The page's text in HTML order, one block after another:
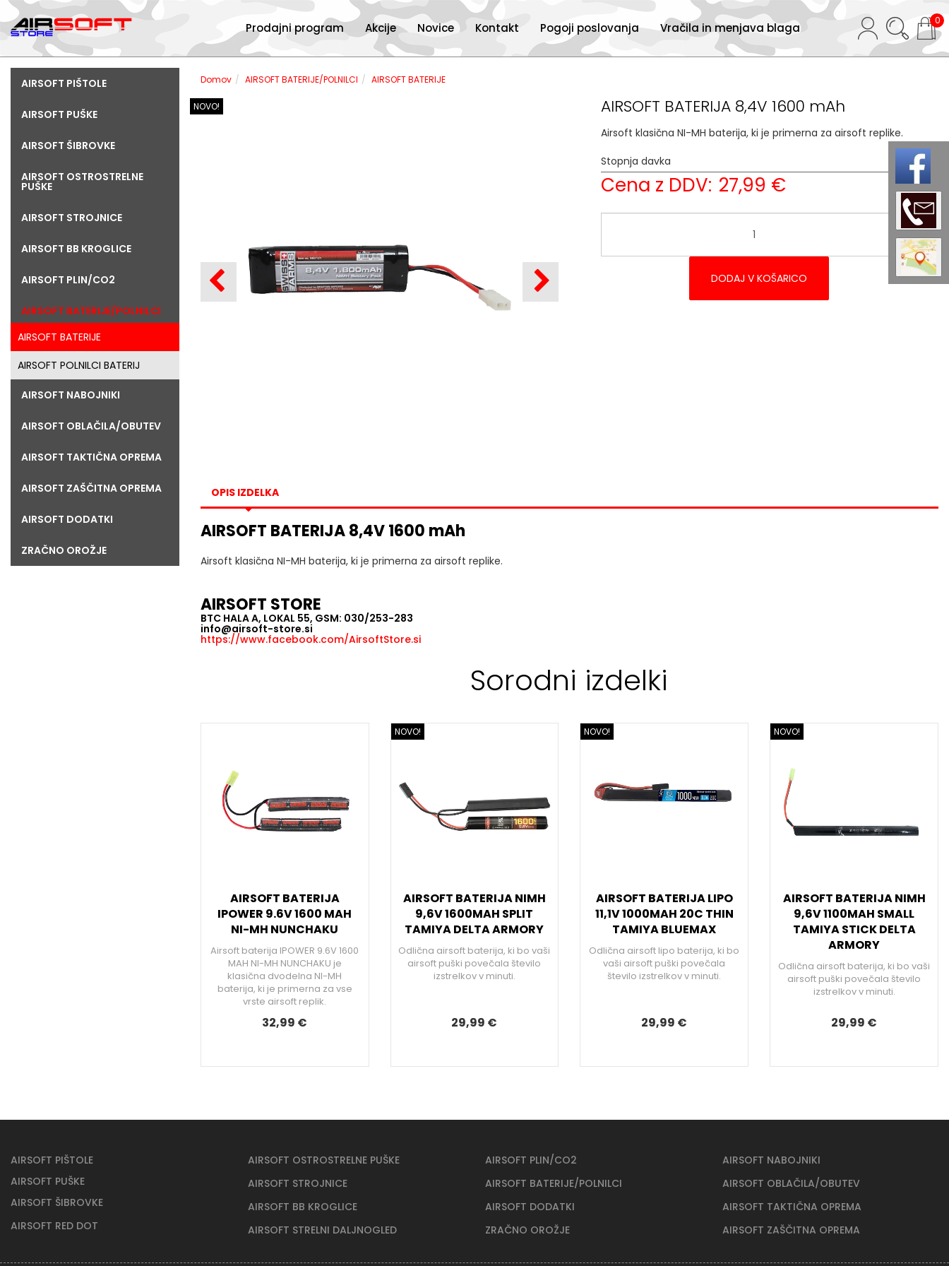
0
Prodajni program Akcije Novice Kontakt Pogoji poslovanja Vračila in menjava blaga
AIRSOFT PIŠTOLE
AIRSOFT PUŠKE
AIRSOFT ŠIBROVKE
AIRSOFT OSTROSTRELNE
PUŠKE
AIRSOFT STROJNICE
AIRSOFT BB KROGLICE
AIRSOFT PLIN/CO2
AIRSOFT BATERIJE/POLNILCI
AIRSOFT BATERIJE
AIRSOFT POLNILCI BATERIJ
AIRSOFT NABOJNIKI
AIRSOFT OBLAČILA/OBUTEV
AIRSOFT TAKTIČNA OPREMA
AIRSOFT ZAŠČITNA OPREMA
AIRSOFT DODATKI
ZRAČNO OROŽJE
Domov AIRSOFT BATERIJE/POLNILCI AIRSOFT BATERIJE
NOVO! AIRSOFT BATERIJA 8,4V 1600 mAh
Airsoft klasična NI-MH baterija, ki je primerna za airsoft replike.
Stopnja davka
22 %
Cena z DDV: 27,99 €
DODAJ V KOŠARICO
OPIS IZDELKA
AIRSOFT BATERIJA 8,4V 1600 mAh
Airsoft klasična NI-MH baterija, ki je primerna za airsoft replike.
AIRSOFT STORE
BTC HALA A, LOKAL 55, GSM: 030/253-283
info@airsoft-store.si
https://www.facebook.com/AirsoftStore.si
Sorodni izdelki
AIRSOFT BATERIJA
IPOWER 9.6V 1600 MAH
NI-MH NUNCHAKU
Airsoft baterija IPOWER 9.6V 1600
MAH NI-MH NUNCHAKU je
klasična dvodelna NI-MH
baterija, ki je primerna za vse
vrste airsoft replik.
32,99 €
NOVO!
AIRSOFT BATERIJA NIMH
9,6V 1600MAH SPLIT
TAMIYA DELTA ARMORY
Odlična airsoft baterija, ki bo vaši
airsoft puški povečala število
izstrelkov v minuti.
29,99 €
NOVO!
AIRSOFT BATERIJA LIPO
11,1V 1000MAH 20C THIN
TAMIYA BLUEMAX
Odlična airsoft lipo baterija, ki bo
vaši airsoft puški povečala
število izstrelkov v minuti.
29,99 €
NOVO!
AIRSOFT BATERIJA NIMH
9,6V 1100MAH SMALL
TAMIYA STICK DELTA
ARMORY
Odlična airsoft baterija, ki bo vaši
airsoft puški povečala število
izstrelkov v minuti.
29,99 €
AIRSOFT PIŠTOLE
AIRSOFT PUŠKE
AIRSOFT ŠIBROVKE
AIRSOFT RED DOT
AIRSOFT OSTROSTRELNE PUŠKE
AIRSOFT STROJNICE
AIRSOFT BB KROGLICE
AIRSOFT STRELNI DALJNOGLED
AIRSOFT PLIN/CO2
AIRSOFT BATERIJE/POLNILCI
AIRSOFT DODATKI
ZRAČNO OROŽJE
AIRSOFT NABOJNIKI
AIRSOFT OBLAČILA/OBUTEV
AIRSOFT TAKTIČNA OPREMA
AIRSOFT ZAŠČITNA OPREMA